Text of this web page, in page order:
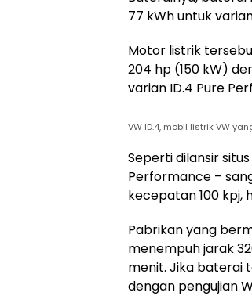
77 kWh untuk
Motor listrik
204 hp (150 kW)
varian ID.4 Pure
VW ID.4, mobil listrik VW
Seperti dilansir
Performance –
kecepatan 100 kpj,
Pabrikan yang
menempuh jarak
menit. Jika baterai
dengan pengujian